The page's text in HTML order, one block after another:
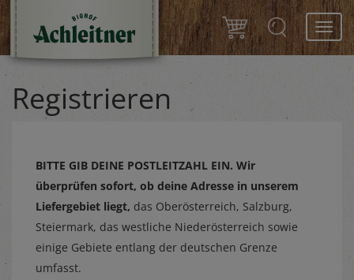
Registrieren
BITTE GIB DEINE POSTLEITZAHL EIN. Wir
überprüfen sofort, ob deine Adresse in unserem
Liefergebiet liegt, das Oberösterreich, Salzburg,
Steiermark, das westliche Niederösterreich sowie
einige Gebiete entlang der deutschen Grenze
umfasst.